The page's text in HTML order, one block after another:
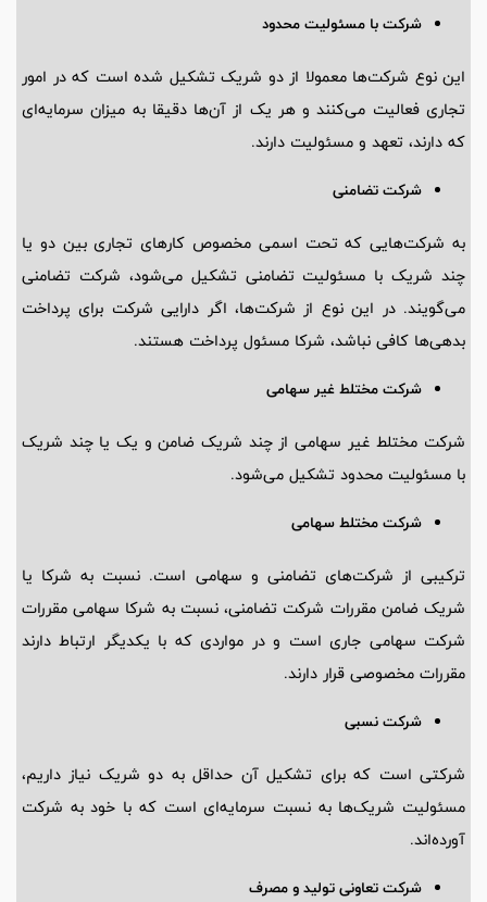
شرکت با مسئولیت محدود
این نوع شرکت‌ها معمولا از دو شریک تشکیل شده است که در امور
تجاری فعالیت می‌کنند و هر یک از آن‌ها دقیقا به میزان سرمایه‌ای
که دارند، تعهد و مسئولیت دارند.
شرکت تضامنی
به شرکت‌هایی که تحت اسمی مخصوص کارهای تجاری بین دو یا
چند شریک با مسئولیت تضامنی تشکیل می‌شود، شرکت تضامنی
می‌گویند. در این نوع از شرکت‌ها، اگر دارایی شرکت برای پرداخت
بدهی‌ها کافی نباشد، شرکا مسئول پرداخت هستند.
شرکت مختلط غیر سهامی
شرکت مختلط غیر سهامی از چند شریک ضامن و یک یا چند شریک
با مسئولیت محدود تشکیل می‌شود.
شرکت مختلط سهامی
ترکیبی از شرکت‌های تضامنی و سهامی است. نسبت به شرکا یا
شریک ضامن مقررات شرکت تضامنی، نسبت به شرکا سهامی مقررات
شرکت سهامی جاری است و در مواردی که با یکدیگر ارتباط دارند
مقررات مخصوصی قرار دارند.
شرکت نسبی
شرکتی است که برای تشکیل آن حداقل به دو شریک نیاز داریم،
مسئولیت شریک‌ها به نسبت سرمایه‌ای است که با خود به شرکت
آورده‌اند.
شرکت تعاونی تولید و مصرف